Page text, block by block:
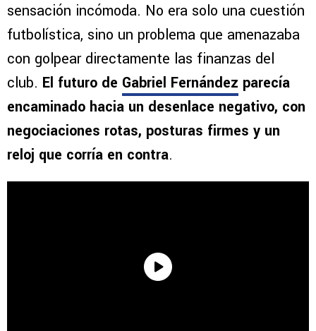
sensación incómoda. No era solo una cuestión
futbolística, sino un problema que amenazaba
con golpear directamente las finanzas del
club. El futuro de Gabriel Fernández parecía
encaminado hacia un desenlace negativo, con
negociaciones rotas, posturas firmes y un
reloj que corría en contra.